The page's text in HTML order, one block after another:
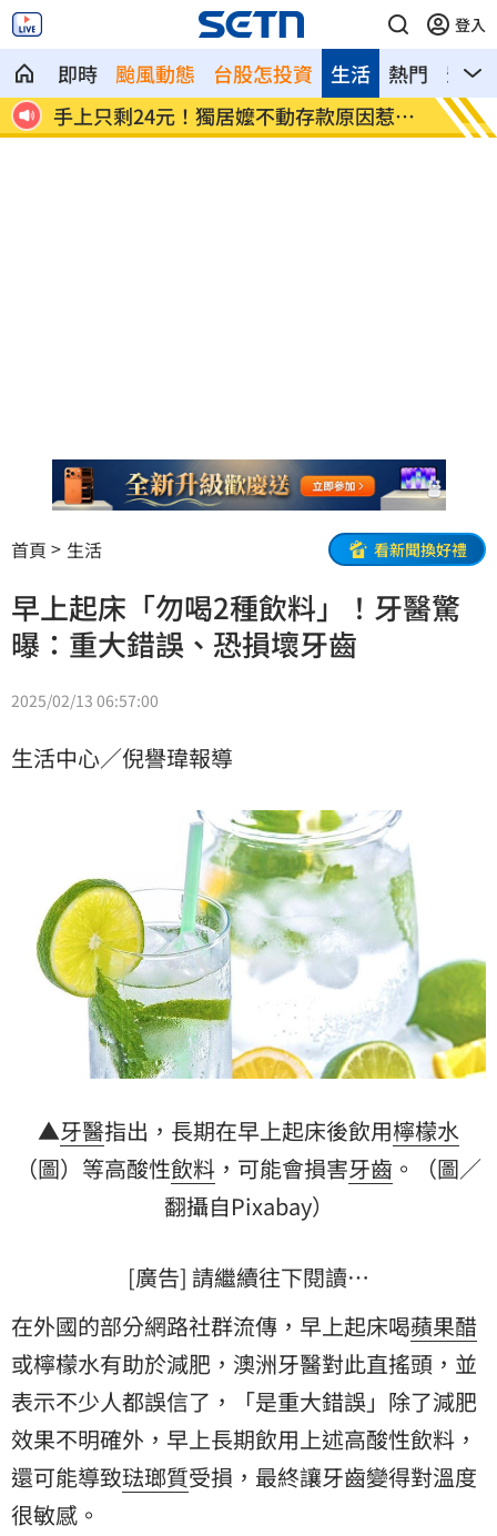
登入
即時 颱風動態 台股怎投資 熱門 影音
生活
補
手上只剩24元！獨居嬤不動存款原因惹鼻
酸
小刀
婚
首頁 生活 看新聞換好禮
早上起床「勿喝2種飲料」！牙醫驚
曝：重大錯誤、恐損壞牙齒
2025/02/13 06:57:00
生活中心／倪譽瑋報導
▲牙醫指出，長期在早上起床後飲用檸檬水
（圖）等高酸性飲料 ，可能會損害牙齒 。（圖／
翻攝自Pixabay）
[廣告] 請繼續往下閱讀…
在外國的部分網路社群流傳，早上起床喝蘋果醋
或檸檬水有助於減肥，澳洲牙醫對此直搖頭，並
表示不少人都誤信了，「是重大錯誤」除了減肥
效果不明確外，早上長期飲用上述高酸性飲料，
還可能導致琺瑯質受損，最終讓牙齒變得對溫度
很敏感。